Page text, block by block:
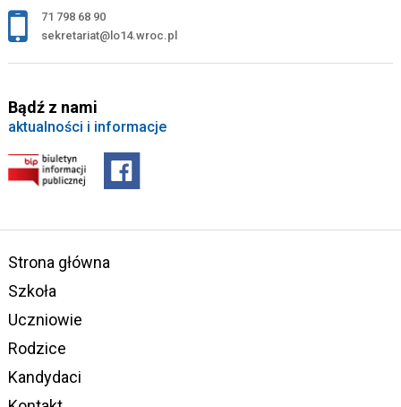
71 798 68 90
sekretariat@lo14.wroc.pl
Bądź z nami
aktualności i informacje
Strona główna
Szkoła
Uczniowie
Rodzice
Kandydaci